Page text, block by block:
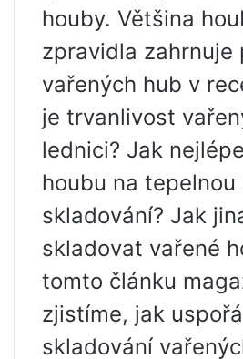
houby. Většina
zpravidla zahrnuje
vařených hub v
je trvanlivost
lednici? Jak
houbu na tepelnou
skladování? Jak
skladovat vařené
tomto článku
zjistíme, jak
skladování